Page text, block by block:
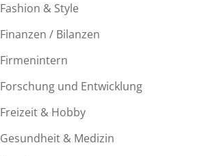
Fashion & Style
Finanzen / Bilanzen
Firmenintern
Forschung und Entwicklung
Freizeit & Hobby
Gesundheit & Medizin